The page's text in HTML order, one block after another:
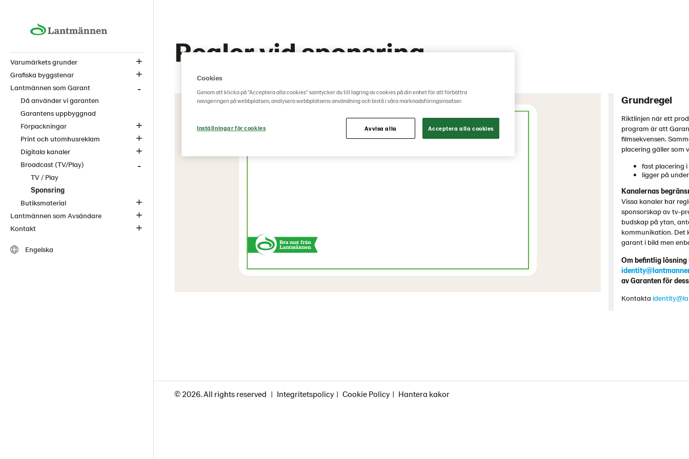
Varumärkets grunder
Grafiska byggstenar
Lantmännen som Garant
Då använder vi garanten
Garantens uppbyggnad
Förpackningar
Print och utomhusreklam
Digitala kanaler
Broadcast (TV/Play)
TV / Play
Sponsring
Butiksmaterial
Lantmännen som Avsändare
Kontakt
Engelska
Regler vid sponsring
Grundregel
Riktlinjen när ett
program är att
filmsekvensen.
placering gäller som
fast placering
ligger på
Kanalernas
Vissa kanaler har
sponsorskap av tv-
budskap på ytan,
kommunikation. Det
garant i bild men
Om befintlig lösning
av Garanten för
Kontakta
© 2026. All rights reserved Integritetspolicy Cookie Policy Hantera kakor
Cookies
Genom att klicka på "Acceptera alla cookies" samtycker du till lagring av cookies på din enhet för att förbättra
navigeringen på webbplatsen, analysera webbplatsens användning och bistå i våra marknadsföringsinsatser.
Inställningar för cookies Avvisa alla Acceptera alla cookies